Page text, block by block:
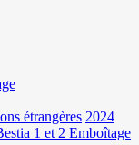
étrangères 2024
1 et 2 Emboîtage